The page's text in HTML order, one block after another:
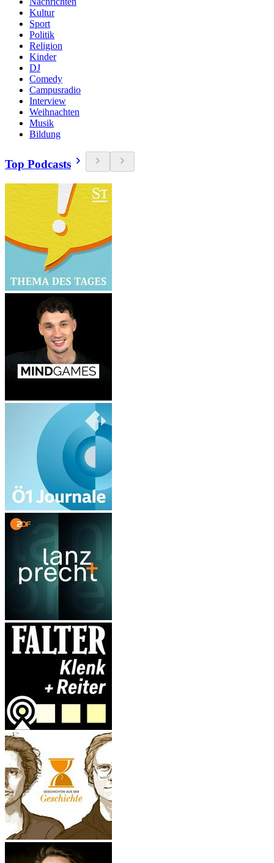
Kultur
Sport
Politik
Religion
Kinder
DJ
Comedy
Campusradio
Interview
Weihnachten
Musik
Bildung
Top Podcasts